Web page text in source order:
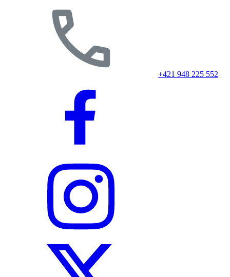
+421 948 225 552